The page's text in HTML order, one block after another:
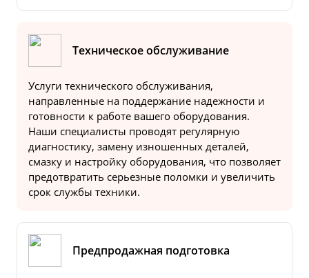
Техническое обслуживание
Услуги технического обслуживания,
направленные на поддержание надежности и
готовности к работе вашего оборудования.
Наши специалисты проводят регулярную
диагностику, замену изношенных деталей,
смазку и настройку оборудования, что позволяет
предотвратить серьезные поломки и увеличить
срок службы техники.
Предпродажная подготовка